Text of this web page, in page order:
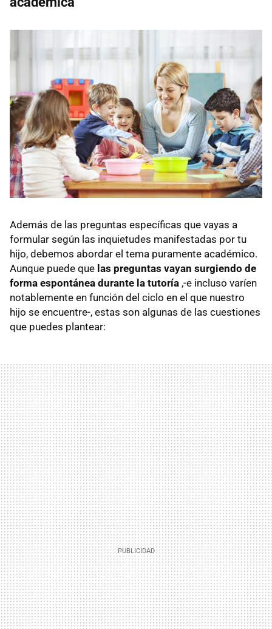
Además de las preguntas específicas que vayas a
formular según las inquietudes manifestadas por tu
hijo, debemos abordar el tema puramente académico.
Aunque puede que las preguntas vayan surgiendo de
forma espontánea durante la tutoría ,-e incluso varíen
notablemente en función del ciclo en el que nuestro
hijo se encuentre-, estas son algunas de las cuestiones
que puedes plantear: